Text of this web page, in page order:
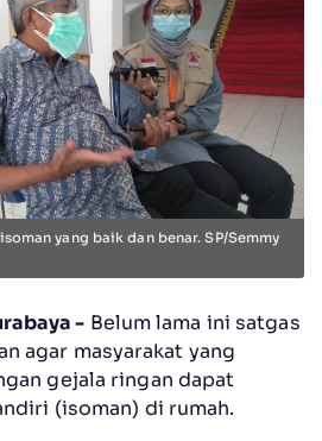
yang baik dan benar. SP/Semmy
- Belum lama ini satgas
agar masyarakat yang
gejala ringan dapat
(isoman) di rumah.